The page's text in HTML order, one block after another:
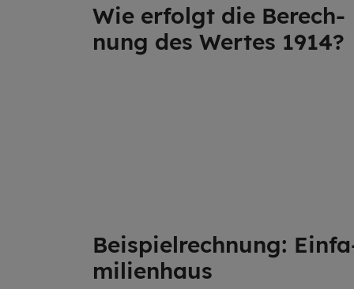
Wie er­folgt die Berech­
nung des Wer­tes 1914?
Beispiel­rech­nung:
mi­li­en­haus